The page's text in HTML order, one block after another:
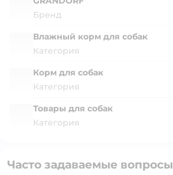
Бренд
Влажный корм для собак
Категория
Корм для собак
Категория
Товары для собак
Категория
Часто задаваемые вопросы